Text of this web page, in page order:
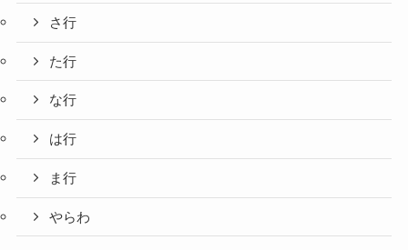
さ行
た行
な行
は行
ま行
やらわ